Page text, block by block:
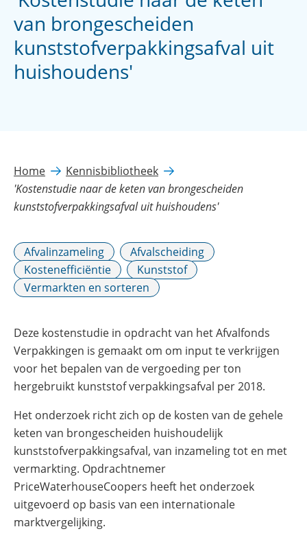
van brongescheiden
kunststofverpakkingsafval uit
huishoudens'
Home
Kennisbibliotheek
'Kostenstudie naar de keten van brongescheiden
kunststofverpakkingsafval uit huishoudens'
Afvalinzameling
Afvalscheiding
Kostenefficiëntie
Kunststof
Vermarkten en sorteren
Deze kostenstudie in opdracht van het Afvalfonds
Verpakkingen is gemaakt om om input te verkrijgen
voor het bepalen van de vergoeding per ton
hergebruikt kunststof verpakkingsafval per 2018.
Het onderzoek richt zich op de kosten van de gehele
keten van brongescheiden huishoudelijk
kunststofverpakkingsafval, van inzameling tot en met
vermarkting. Opdrachtnemer
PriceWaterhouseCoopers heeft het onderzoek
uitgevoerd op basis van een internationale
marktvergelijking.